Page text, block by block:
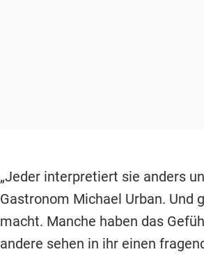
„Jeder interpretiert sie anders
Gastronom Michael Urban. Und
macht. Manche haben das
andere sehen in ihr einen